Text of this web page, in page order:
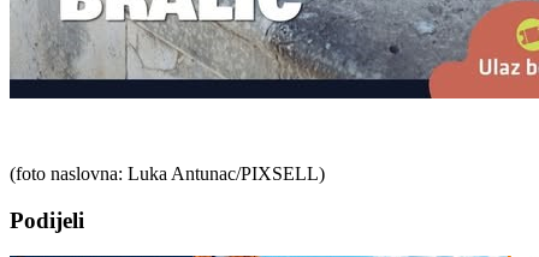
(foto naslovna: Luka Antunac/PIXSELL)
Podijeli